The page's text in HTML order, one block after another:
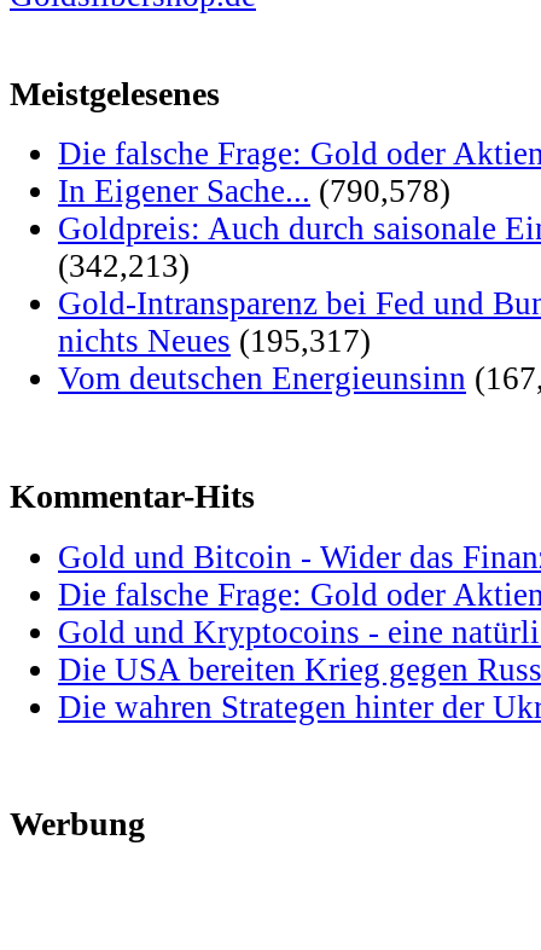
Meistgelesenes
Die falsche Frage: Gold oder
In Eigener Sache... (790,578)
Goldpreis: Auch durch saisonale
(342,213)
Gold-Intransparenz bei Fed und
nichts Neues (195,317)
Vom deutschen Energieunsinn
Kommentar-Hits
Gold und Bitcoin - Wider das
Die falsche Frage: Gold oder
Gold und Kryptocoins - eine
Die USA bereiten Krieg gegen
Die wahren Strategen hinter der
Werbung